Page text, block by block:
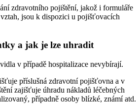
zdravotního pojištění, jakož i formuláře
jsou k dispozici u pojišťovacích
a jak je lze uhradit
v případě hospitalizace nevybírají.
příslušná zdravotní pojišťovna a v
zajišťuje úhradu nákladů léčebných
případně osoby blízké, známí atd.